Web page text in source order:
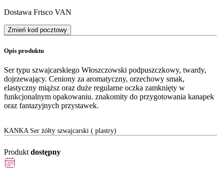
Dostawa Frisco VAN
Zmień kod pocztowy
Opis produktu
Ser typu szwajcarskiego Włoszczowski podpuszczkowy, twardy,
dojrzewający. Ceniony za aromatyczny, orzechowy smak,
elastyczny miąższ oraz duże regularne oczka zamknięty w
funkcjonalnym opakowaniu. znakomity do przygotowania kanapek
oraz fantazyjnych przystawek.
KANKA Ser żółty szwajcarski ( plastry)
Produkt dostępny